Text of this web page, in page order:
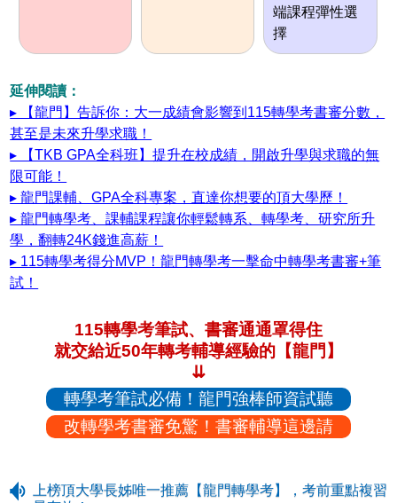
端課程彈性選
擇
延伸閱讀：
▸ 【龍門】告訴你：大一成績會影響到115轉學考書審分數，
甚至是未來升學求職！
▸ 【TKB GPA全科班】提升在校成績，開啟升學與求職的無
限可能！
▸ 龍門課輔、GPA全科專案，直達你想要的頂大學歷！
▸ 龍門轉學考、課輔課程讓你輕鬆轉系、轉學考、研究所升
學，翻轉24K錢進高薪！
▸ 115轉學考得分MVP！龍門轉學考一擊命中轉學考書審+筆
試！
115轉學考筆試、書審通通罩得住
就交給近50年轉考輔導經驗的【龍門】
⇊
轉學考筆試必備！龍門強棒師資試聽
改轉學考書審免驚！書審輔導這邊請
上榜頂大學長姊唯一推薦【龍門轉學考】，考前重點複習